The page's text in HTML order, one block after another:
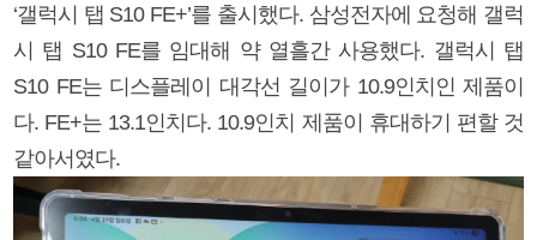
‘갤럭시 탭 S10 FE+’를 출시했다. 삼성전자에 요청해 갤럭
시 탭 S10 FE를 임대해 약 열흘간 사용했다. 갤럭시 탭
S10 FE는 디스플레이 대각선 길이가 10.9인치인 제품이
다. FE+는 13.1인치다. 10.9인치 제품이 휴대하기 편할 것
같아서였다.